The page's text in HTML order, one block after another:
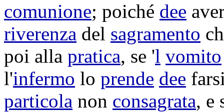
comunione; poiché dee
riverenza del sagramento
poi alla pratica, se 'l vomito
l'infermo lo prende dee
particola non consagrata, e